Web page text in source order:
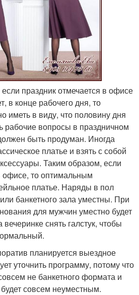
праздник отмечается в офисе
в конце рабочего дня, то
иметь в виду, что половину дня
рабочие вопросы в праздничном
быть продуман. Иногда
платье и взять с собой
Таким образом, если
офисе, то оптимальным
платье. Наряды в пол
банкетного зала уместны. При
для мужчин уместно будет
снять галстук, чтобы
планируется выездное
уточнить программу, потому что
не банкетного формата и
совсем неуместным.